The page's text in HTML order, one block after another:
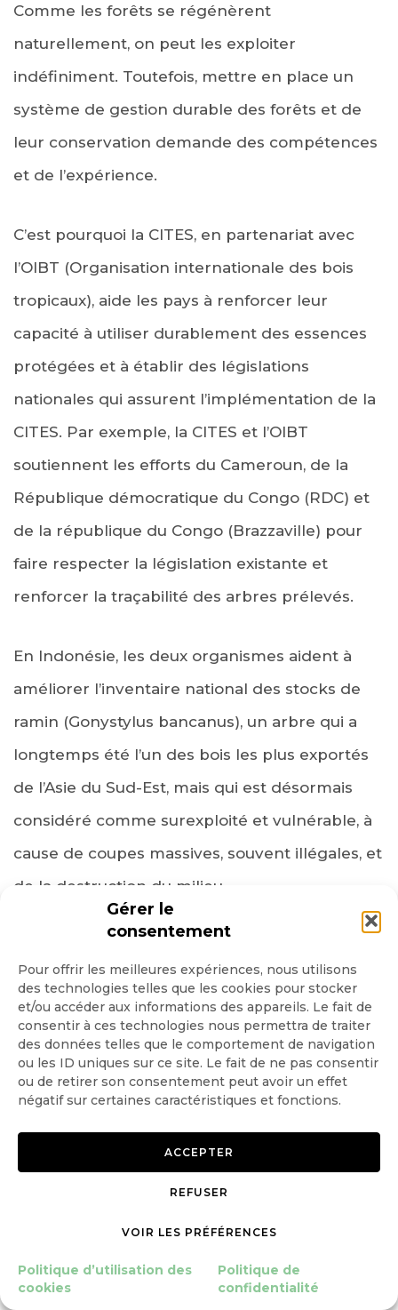
Gérer le
consentement
Pour offrir les meilleures expériences, nous utilisons
des technologies telles que les cookies pour stocker
et/ou accéder aux informations des appareils. Le fait de
consentir à ces technologies nous permettra de traiter
des données telles que le comportement de navigation
ou les ID uniques sur ce site. Le fait de ne pas consentir
ou de retirer son consentement peut avoir un effet
négatif sur certaines caractéristiques et fonctions.
ACCEPTER
REFUSER
VOIR LES PRÉFÉRENCES
Politique d’utilisation des
cookies
Politique de
confidentialité
Comme les forêts se régénèrent
naturellement, on peut les exploiter
indéfiniment. Toutefois, mettre en place un
système de gestion durable des forêts et de
leur conservation demande des compétences
et de l’expérience.
C’est pourquoi la CITES, en partenariat avec
l’OIBT (Organisation internationale des bois
tropicaux), aide les pays à renforcer leur
capacité à utiliser durablement des essences
protégées et à établir des législations
nationales qui assurent l’implémentation de la
CITES. Par exemple, la CITES et l’OIBT
soutiennent les efforts du Cameroun, de la
République démocratique du Congo (RDC) et
de la république du Congo (Brazzaville) pour
faire respecter la législation existante et
renforcer la traçabilité des arbres prélevés.
En Indonésie, les deux organismes aident à
améliorer l’inventaire national des stocks de
ramin (Gonystylus bancanus), un arbre qui a
longtemps été l’un des bois les plus exportés
de l’Asie du Sud-Est, mais qui est désormais
considéré comme surexploité et vulnérable, à
cause de coupes massives, souvent illégales, et
de la destruction du milieu.
En complément de l’approche légale, une
démarche de certification volontaire peut être
utile. De fait, de nombreux acteurs de la
conservation encouragent la certification des
produits issus de la forêt, et les systèmes de
certification du bois qui lui sont associés. C’est
le cas des labels FSC (Forest Stewardship
Council) ou PEFC (Programme de
reconnaissance des certifications forestières),